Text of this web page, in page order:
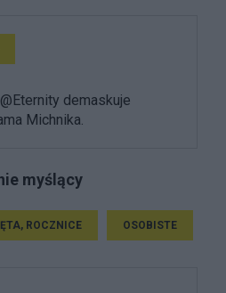
demaskuje
Michnika.
myślący
ROCZNICE OSOBISTE